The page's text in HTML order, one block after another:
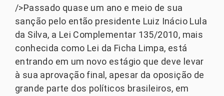
/>Passado quase um ano e meio de sua
sanção pelo então presidente Luiz Inácio Lula
da Silva, a Lei Complementar 135/2010, mais
conhecida como Lei da Ficha Limpa, está
entrando em um novo estágio que deve levar
à sua aprovação final, apesar da oposição de
grande parte dos políticos brasileiros, em